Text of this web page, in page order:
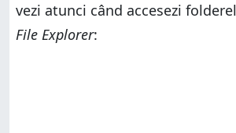
vezi atunci când accesezi
File Explorer: